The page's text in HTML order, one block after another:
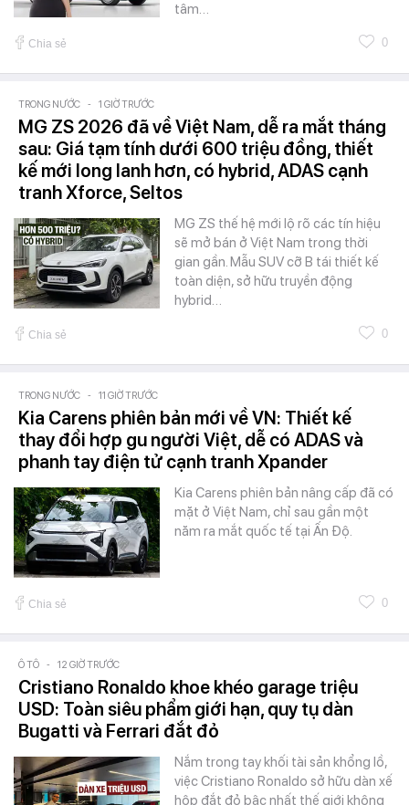
tâm…
Chia sẻ 0
TRONG NƯỚC - 1 GIỜ TRƯỚC
MG ZS 2026 đã về Việt Nam, dễ ra mắt tháng
sau: Giá tạm tính dưới 600 triệu đồng, thiết
kế mới long lanh hơn, có hybrid, ADAS cạnh
tranh Xforce, Seltos
MG ZS thế hệ mới lộ rõ các tín hiệu
sẽ mở bán ở Việt Nam trong thời
gian gần. Mẫu SUV cỡ B tái thiết kế
toàn diện, sở hữu truyền động
hybrid…
Chia sẻ 0
TRONG NƯỚC - 11 GIỜ TRƯỚC
Kia Carens phiên bản mới về VN: Thiết kế
thay đổi hợp gu người Việt, dễ có ADAS và
phanh tay điện tử cạnh tranh Xpander
Kia Carens phiên bản nâng cấp đã có
mặt ở Việt Nam, chỉ sau gần một
năm ra mắt quốc tế tại Ấn Độ.
Chia sẻ 0
Ô TÔ - 12 GIỜ TRƯỚC
Cristiano Ronaldo khoe khéo garage triệu
USD: Toàn siêu phẩm giới hạn, quy tụ dàn
Bugatti và Ferrari đắt đỏ
Nắm trong tay khối tài sản khổng lồ,
việc Cristiano Ronaldo sở hữu dàn xế
hộp đắt đỏ bậc nhất thế giới không